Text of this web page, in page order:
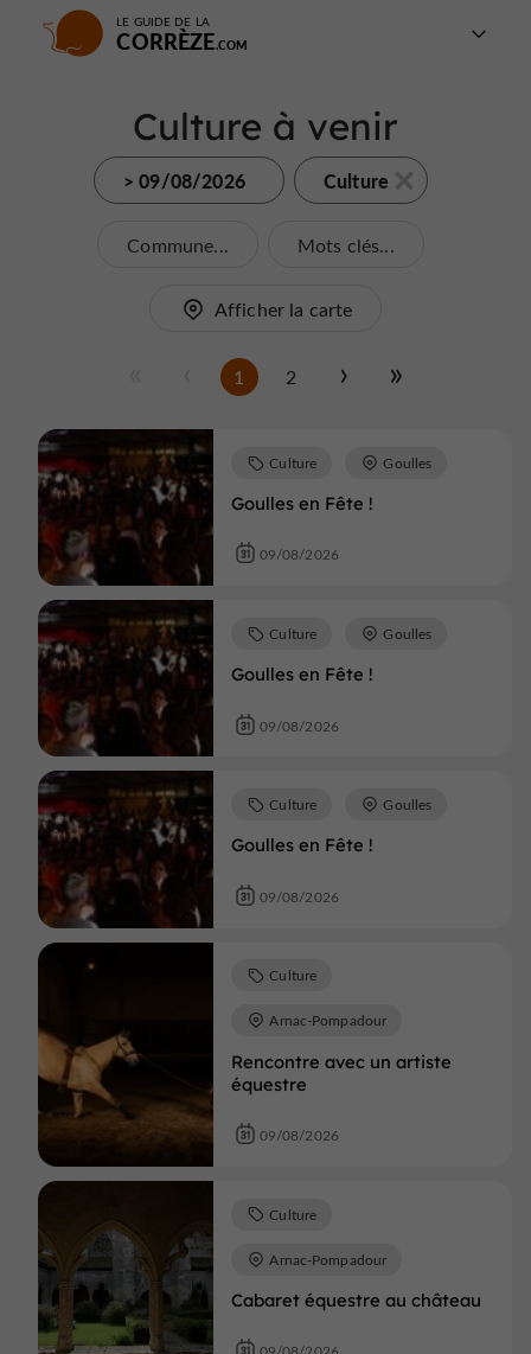
LE GUIDE DE LA
CORRÈZE
Culture à venir
> 09/08/2026 Culture
Commune... Mots clés...
Afficher la carte
1 2
Goulles en Fête !
Culture Goulles
09/08/2026
Goulles en Fête !
Culture Goulles
09/08/2026
Goulles en Fête !
Culture Goulles
09/08/2026
Rencontre avec un artiste
équestre
Culture
Arnac-Pompadour
09/08/2026
Cabaret équestre au château
Culture
Arnac-Pompadour